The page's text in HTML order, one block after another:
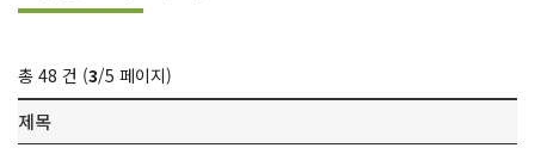
총 48 건 (3/5 페이지)
제목